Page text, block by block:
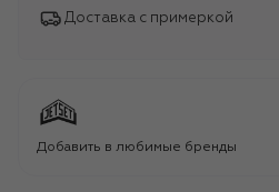
Доставка с примеркой
Добавить в любимые бренды